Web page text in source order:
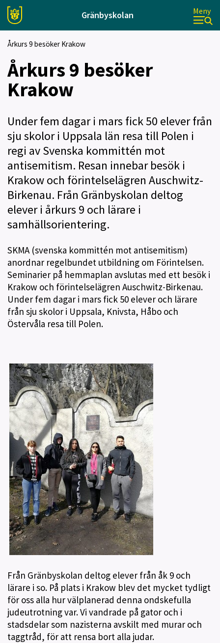
Gränbyskolan Meny
Årkurs 9 besöker Krakow
Årkurs 9 besöker
Krakow
Under fem dagar i mars fick 50 elever från
sju skolor i Uppsala län resa till Polen i
regi av Svenska kommittén mot
antisemitism. Resan innebar besök i
Krakow och förintelselägren Auschwitz-
Birkenau. Från Gränbyskolan deltog
elever i årkurs 9 och lärare i
samhällsorientering.
SKMA (svenska kommittén mot antisemitism)
anordnar regelbundet utbildning om Förintelsen.
Seminarier på hemmaplan avslutas med ett besök i
Krakow och förintelselägren Auschwitz-Birkenau.
Under fem dagar i mars fick 50 elever och lärare
från sju skolor i Uppsala, Knivsta, Håbo och
Östervåla resa till Polen.
Från Gränbyskolan deltog elever från åk 9 och
lärare i so. På plats i Krakow blev det mycket tydligt
för oss alla hur välplanerad denna ondskefulla
judeutrotning var.Vi vandrade på gator och i
stadsdelar som nazisterna avskilt med murar och
taggtråd, för att rensa bort alla judar.